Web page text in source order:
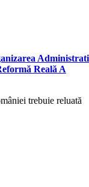
Reală A
trebuie reluată